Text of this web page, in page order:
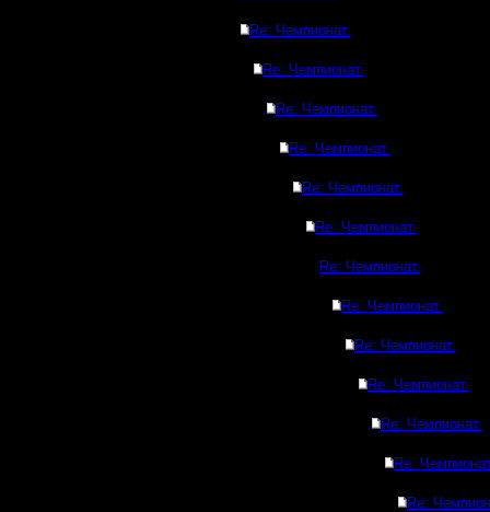
Re: Чемпионат.
Re: Чемпионат.
Re: Чемпионат.
Re: Чемпионат.
Re: Чемпионат.
Re: Чемпионат.
Re: Чемпионат.
Re: Чемпионат.
Re: Чемпионат.
Re: Чемпионат.
Re: Чемпионат.
Re:
Re: